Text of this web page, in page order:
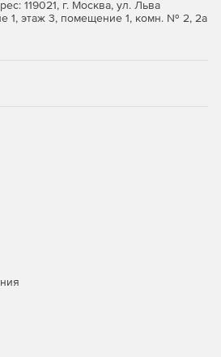
119021, г. Москва, ул. Льва
1, этаж 3, помещение 1, комн. № 2, 2а